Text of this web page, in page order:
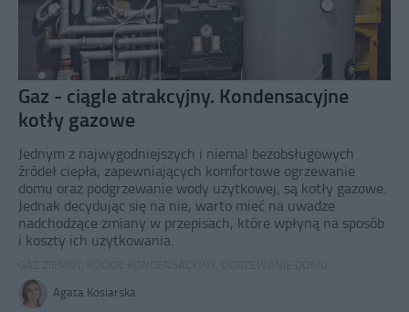
Gaz - ciągle atrakcyjny. Kondensacyjne
kotły gazowe
Jednym z najwygodniejszych i niemal bezobsługowych
źródeł ciepła, zapewniających komfortowe ogrzewanie
domu oraz podgrzewanie wody użytkowej, są kotły gazowe.
Jednak decydując się na nie, warto mieć na uwadze
nadchodzące zmiany w przepisach, które wpłyną na sposób
i koszty ich użytkowania.
Agata Kosiarska